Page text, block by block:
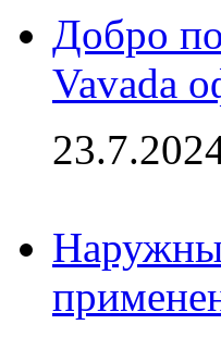
Добро
Vavada